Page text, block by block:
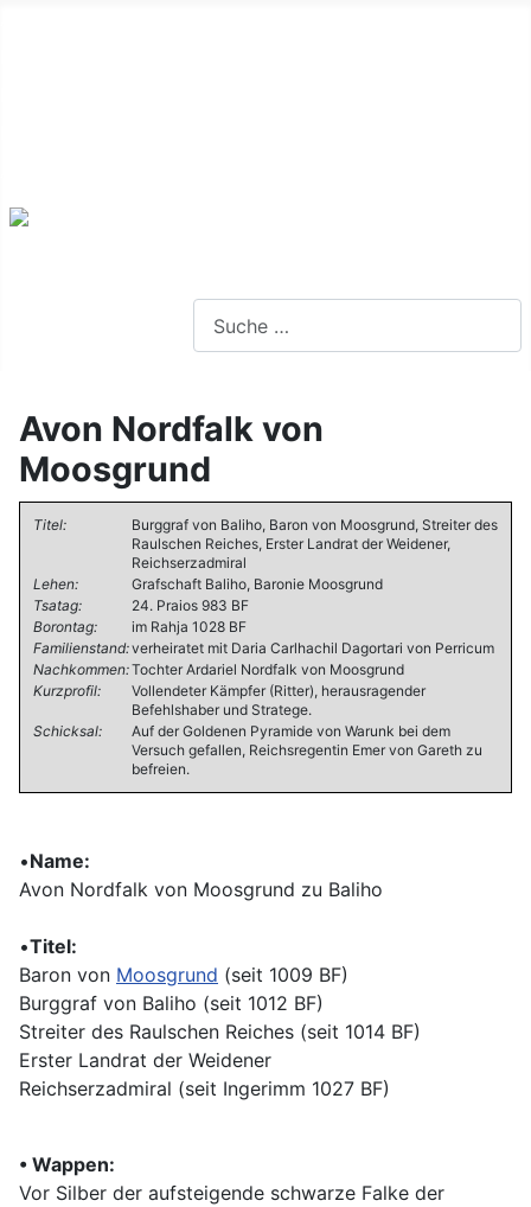
Avon Nordfalk von
Moosgrund
Titel:
Burggraf von Baliho, Baron von Moosgrund, Streiter des
Raulschen Reiches, Erster Landrat der Weidener,
Reichserzadmiral
Lehen:
Grafschaft Baliho, Baronie Moosgrund
Tsatag:
24. Praios 983 BF
Borontag:
im Rahja 1028 BF
Familienstand:verheiratet mit Daria Carlhachil Dagortari von Perricum
Nachkommen:Tochter Ardariel Nordfalk von Moosgrund
Kurzprofil:
Vollendeter Kämpfer (Ritter), herausragender
Befehlshaber und Stratege.
Schicksal:
Auf der Goldenen Pyramide von Warunk bei dem
Versuch gefallen, Reichsregentin Emer von Gareth zu
befreien.
•Name:
Avon Nordfalk von Moosgrund zu Baliho
•Titel:
Baron von Moosgrund (seit 1009 BF)
Burggraf von Baliho (seit 1012 BF)
Streiter des Raulschen Reiches (seit 1014 BF)
Erster Landrat der Weidener
Reichserzadmiral (seit Ingerimm 1027 BF)
• Wappen:
Vor Silber der aufsteigende schwarze Falke der